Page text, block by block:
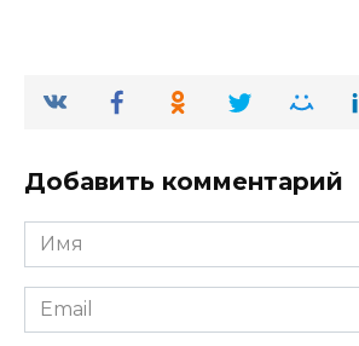
Добавить комментарий
Имя
*
Email
*